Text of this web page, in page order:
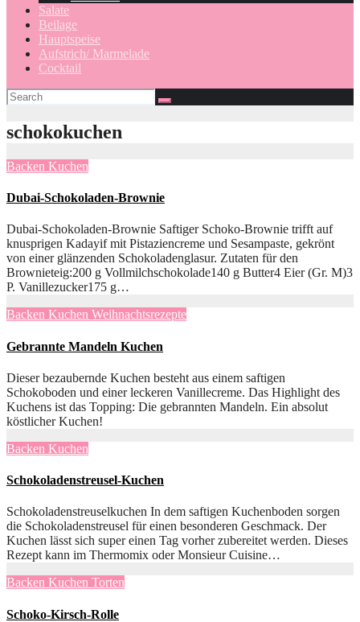
Salate
Beilage
Hauptspeise
Aufstrich/ Marmelade
Cocktail
schokokuchen
Backen Kuchen
Dubai-Schokoladen-Brownie
Dubai-Schokoladen-Brownie Saftiger Schoko-Brownie trifft auf
knusprigen Kadayif mit Pistaziencreme und Sesampaste, gekrönt
von einer glänzenden Schokoladenglasur. Zutaten für den
Brownieteig:200 g Vollmilchschokolade140 g Butter4 Eier (Gr. M)3
P. Vanillezucker175 g…
Backen Kuchen Weihnachtsrezepte
Gebrannte Mandeln Kuchen
Dieser bezaubernde Kuchen besteht aus einem saftigen
Schokoboden und einer leckeren Vanillecreme. Das Highlight des
Kuchens ist das Topping: Die gebrannten Mandeln. Ein absolut
köstlicher Kuchen!
Backen Kuchen
Schokoladenstreusel-Kuchen
Schokoladenstreuselkuchen In dem saftigen Kuchenboden sorgen
die Schokoladenstreusel für einen besonderen Geschmack. Der
Kuchen lässt sich super einen Tag vorher zubereitet werden. Dieses
Rezept kann im Thermomix oder Monsieur Cuisine…
Backen Kuchen Torten
Schoko-Kirsch-Rolle